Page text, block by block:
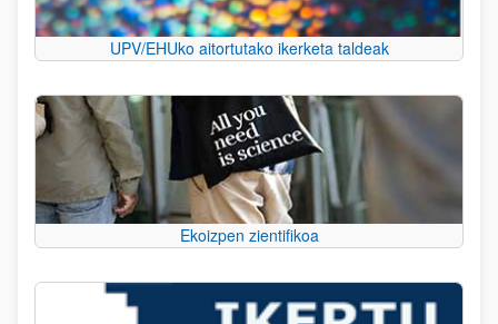
UPV/EHUko aitortutako ikerketa taldeak
Ekoizpen zientifikoa